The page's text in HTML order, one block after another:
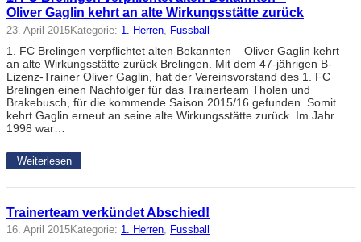
Oliver Gaglin kehrt an alte Wirkungsstätte zurück
23. April 2015Kategorie: 1. Herren Fussball
1. FC Brelingen verpflichtet alten Bekannten – Oliver Gaglin kehrt
an alte Wirkungsstätte zurück Brelingen. Mit dem 47-jährigen B-
Lizenz-Trainer Oliver Gaglin, hat der Vereinsvorstand des 1. FC
Brelingen einen Nachfolger für das Trainerteam Tholen und
Brakebusch, für die kommende Saison 2015/16 gefunden. Somit
kehrt Gaglin erneut an seine alte Wirkungsstätte zurück. Im Jahr
1998 war…
Weiterlesen
Trainerteam verkündet Abschied!
16. April 2015Kategorie: 1. Herren, Fussball